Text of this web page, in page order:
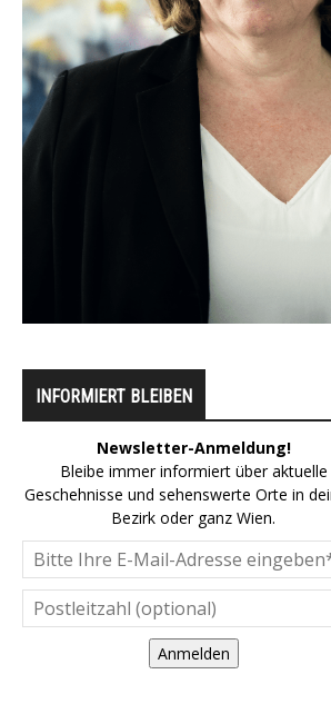
INFORMIERT BLEIBEN
Newsletter-Anmeldung!
Bleibe immer informiert über aktuelle
Geschehnisse und sehenswerte Orte in
Bezirk oder ganz Wien.
Anmelden